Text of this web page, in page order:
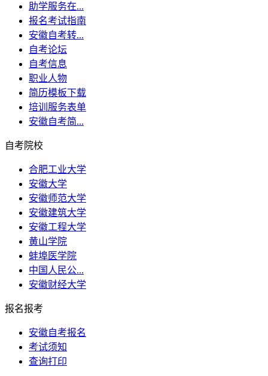
助学服务在...
报名考试指南
安徽自考转...
自考论坛
自考信息
职业人物
简历模板下载
培训服务表单
安徽自考简...
自考院校
合肥工业大学
安徽大学
安徽师范大学
安徽建筑大学
安徽工程大学
黄山学院
蚌埠医学院
中国人民公...
安徽财经大学
报名报考
安徽自考报名
考试须知
查询打印